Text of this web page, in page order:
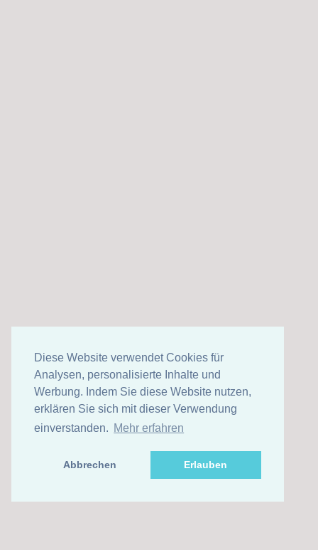
Diese Website verwendet Cookies für
Analysen, personalisierte Inhalte und
Werbung. Indem Sie diese Website nutzen,
erklären Sie sich mit dieser Verwendung
einverstanden. Mehr erfahren
Abbrechen Erlauben